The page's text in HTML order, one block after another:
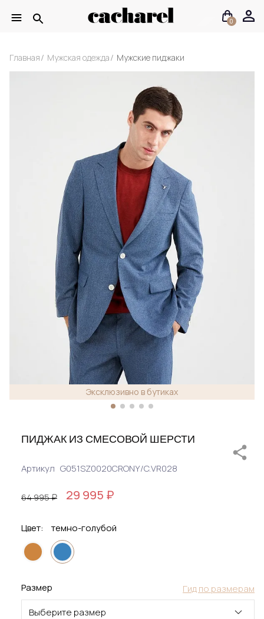
0
Главная Мужская одежда Мужские пиджаки
Эксклюзивно в бутиках
ПИДЖАК ИЗ СМЕСОВОЙ ШЕРСТИ
Артикул G051SZ0020CRONY/C.VR028
64 995 ₽ 29 995 ₽
Цвет: темно-голубой
Гид по размерам
Размер
Выберите размер